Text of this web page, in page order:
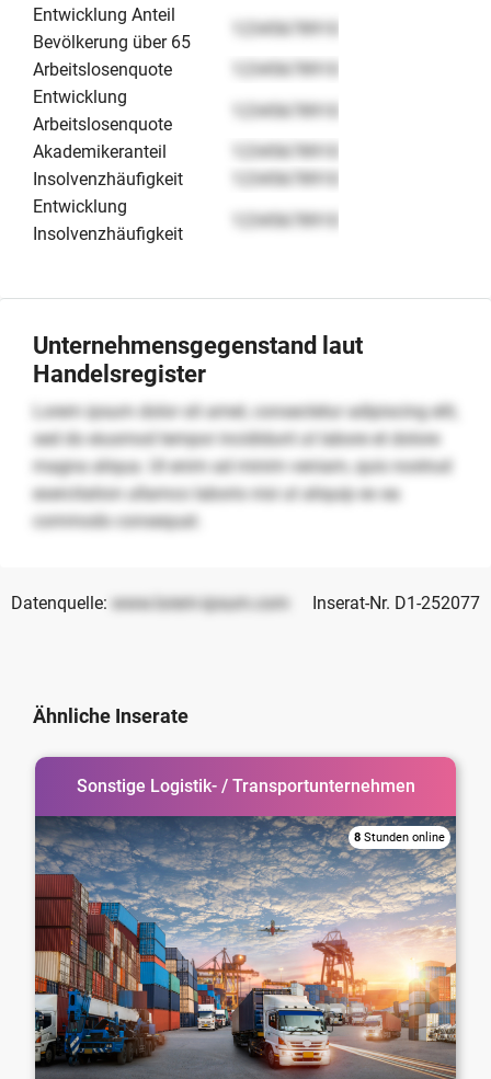
Entwicklung Anteil
Bevölkerung über 65
12345678910
Arbeitslosenquote
12345678910
Entwicklung
Arbeitslosenquote
12345678910
Akademikeranteil
12345678910
Insolvenzhäufigkeit
12345678910
Entwicklung
Insolvenzhäufigkeit
12345678910
Unternehmensgegenstand laut
Handelsregister
Lorem ipsum dolor sit amet, consectetur adipiscing elit,
sed do eiusmod tempor incididunt ut labore et dolore
magna aliqua. Ut enim ad minim veniam, quis nostrud
exercitation ullamco laboris nisi ut aliquip ex ea
commodo consequat.
Datenquelle: www.lorem-ipsum.com Inserat-Nr. D1-252077
Ähnliche Inserate
Sonstige Logistik- / Transportunternehmen
8 Stunden online